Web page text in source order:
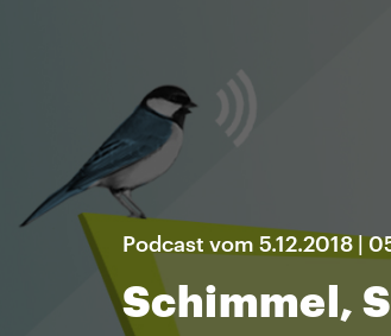
Podcast vom 5.12.2018 |
Schimmel,